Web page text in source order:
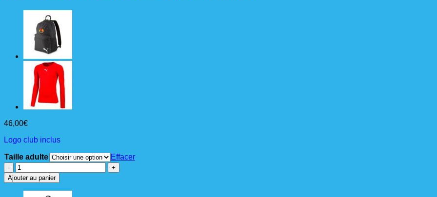
46,00€
Logo club inclus
Taille adulte
Effacer
quantité
de
All
Weather
Ajouter au panier